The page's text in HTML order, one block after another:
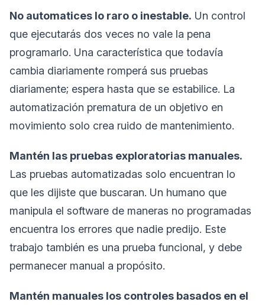
No automatices lo raro o inestable. Un control
que ejecutarás dos veces no vale la pena
programarlo. Una característica que todavía
cambia diariamente romperá sus pruebas
diariamente; espera hasta que se estabilice. La
automatización prematura de un objetivo en
movimiento solo crea ruido de mantenimiento.
Mantén las pruebas exploratorias manuales.
Las pruebas automatizadas solo encuentran lo
que les dijiste que buscaran. Un humano que
manipula el software de maneras no programadas
encuentra los errores que nadie predijo. Este
trabajo también es una prueba funcional, y debe
permanecer manual a propósito.
Mantén manuales los controles basados en el